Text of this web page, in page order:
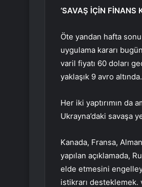
‘SAVAŞ İÇİN FİNANS
Öte yandan hafta
uygulama kararı
varil fiyatı 60 doları
yaklaşık 9 avro altında.
Her iki yaptırımın da
Ukrayna’daki savaşa
Kanada, Fransa,
yapılan açıklamada,
elde etmesini
istikrarı desteklemek.